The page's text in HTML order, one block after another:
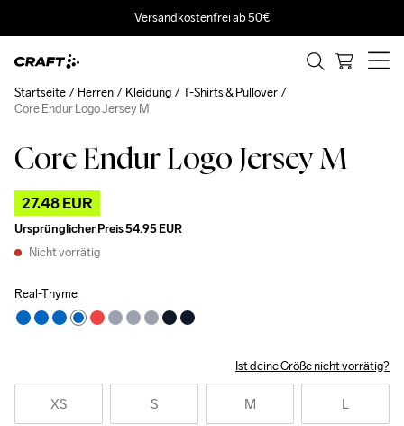
Versandkostenfrei ab 50€
Core Endur Logo Jersey M
27.48 EUR
Ursprünglicher Preis54.95 EUR
Nicht vorrätig
Real-Thyme
Ist deine Größe nicht vorrätig?
XS S M L
Startseite Herren Kleidung
T-Shirts & Pullover
Core Endur Logo Jersey M
Outlet